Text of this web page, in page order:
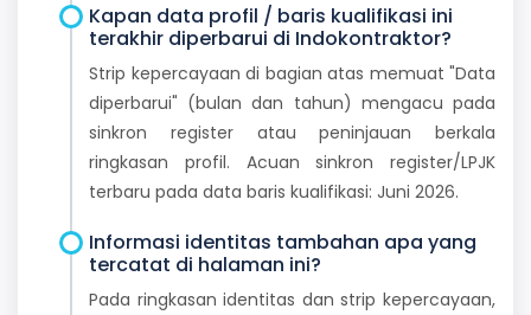
Kapan data profil / baris kualifikasi ini
terakhir diperbarui di Indokontraktor?
Strip kepercayaan di bagian atas memuat "Data
diperbarui" (bulan dan tahun) mengacu pada
sinkron register atau peninjauan berkala
ringkasan profil. Acuan sinkron register/LPJK
terbaru pada data baris kualifikasi: Juni 2026.
Informasi identitas tambahan apa yang
tercatat di halaman ini?
Pada ringkasan identitas dan strip kepercayaan,